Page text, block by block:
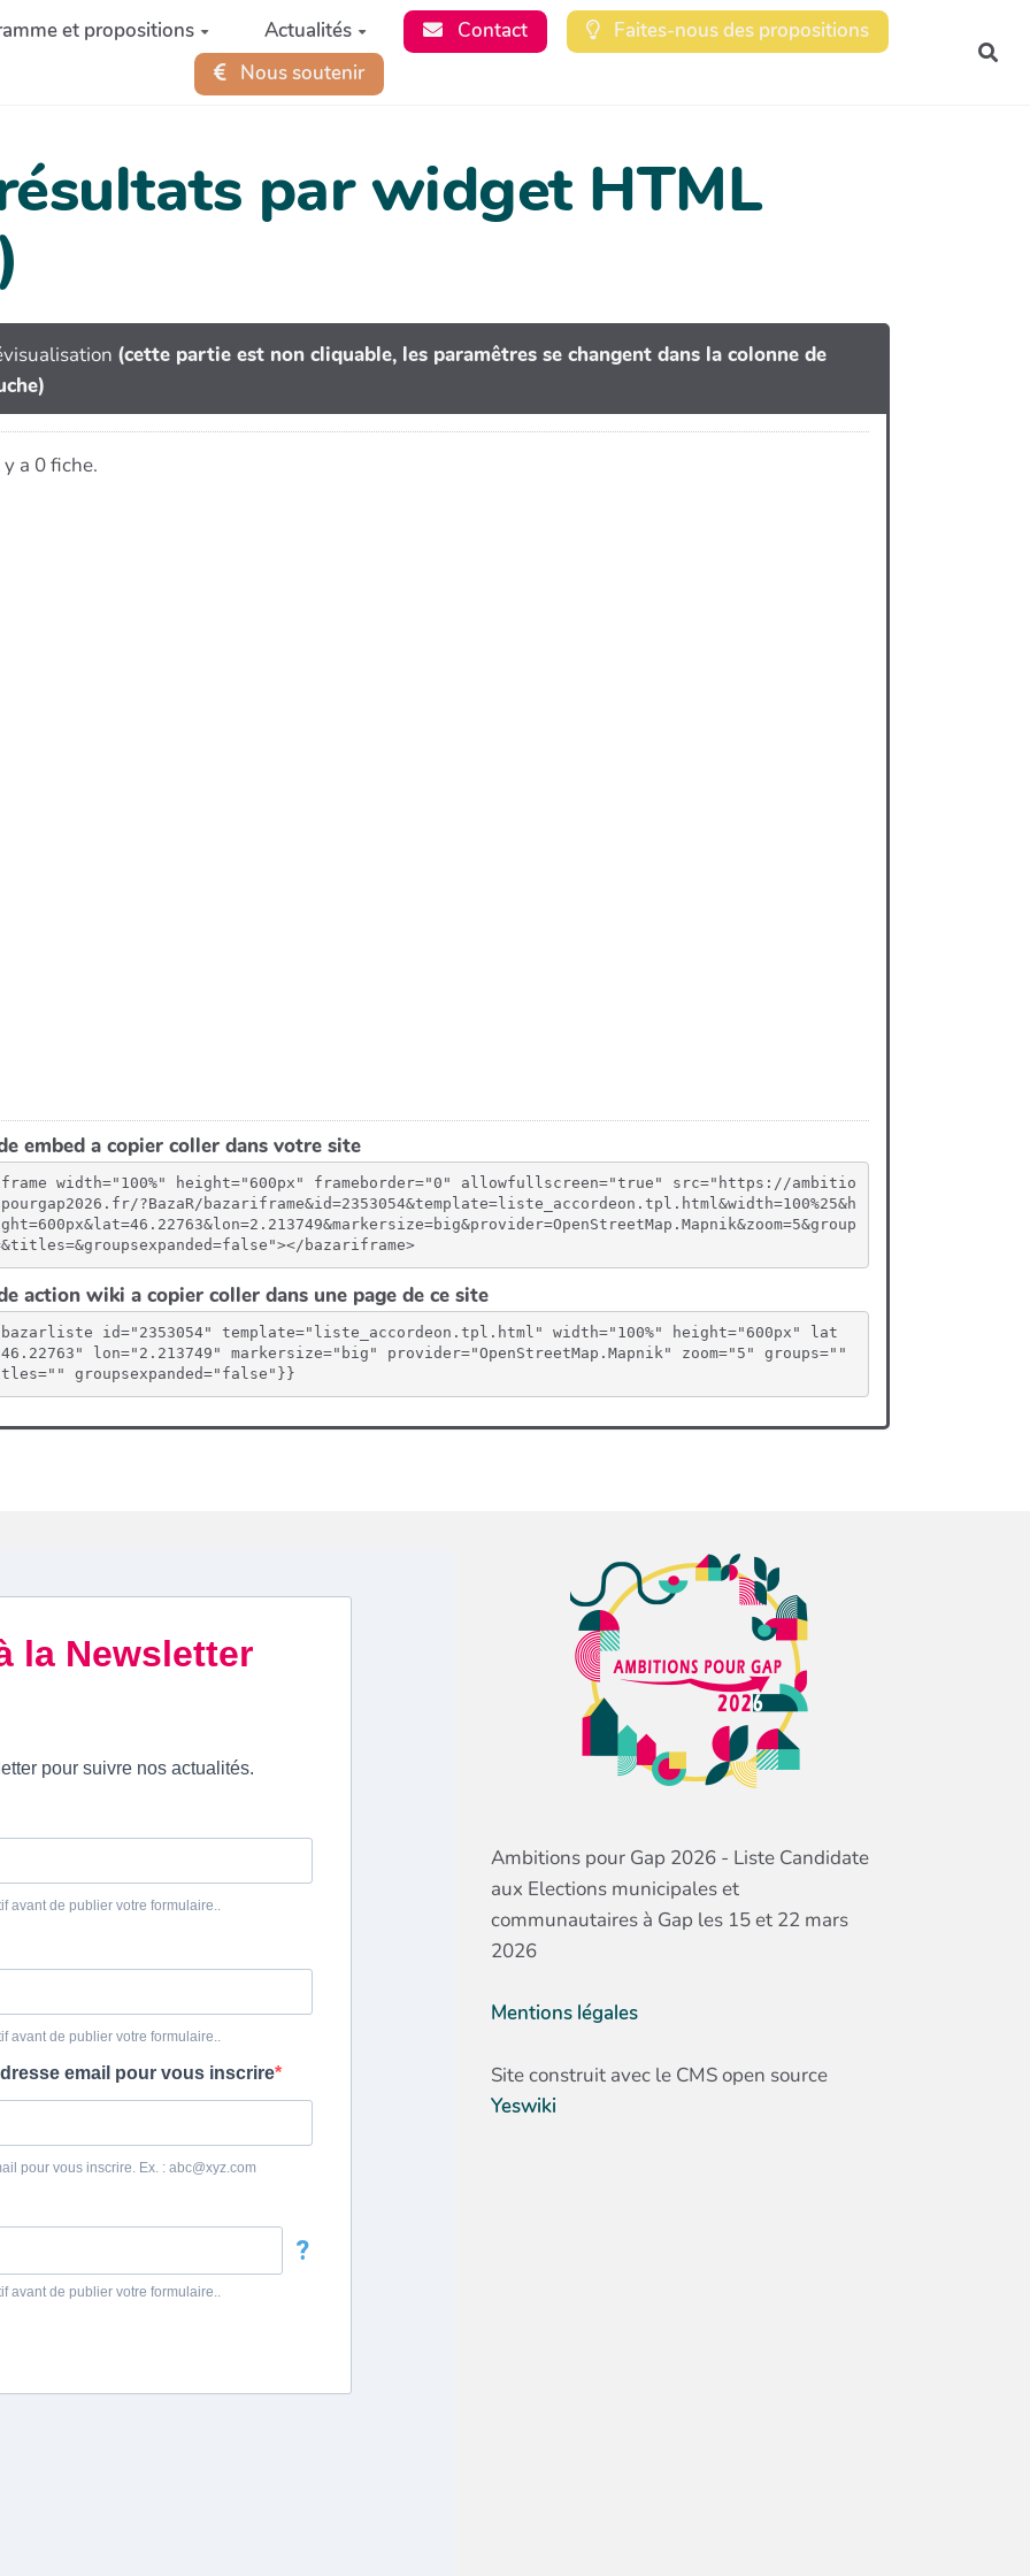
et propositions Actualités Contact
Faites-nous des propositions
Nous soutenir
par widget HTML
(cette partie est non cliquable, les paramêtres se changent dans la colonne de
embed a copier coller dans votre site
width="100%" height="600px" frameborder="0" allowfullscreen="true" src="https://ambitio
?BazaR/bazariframe&id=2353054&template=liste_accordeon.tpl.html&width=100%25&h
bazariframe>
action wiki a copier coller dans une page de ce site
id="2353054" template="liste_accordeon.tpl.html" width="100%" height="600px" lat
lon="2.213749" markersize="big" provider="OpenStreetMap.Mapnik" zoom="5" groups=""
groupsexpanded="false"}}
Ambitions pour Gap 2026 - Liste Candidate
aux Elections municipales et
communautaires à Gap les 15 et 22 mars
2026
Mentions légales
Site construit avec le CMS open source
Yeswiki